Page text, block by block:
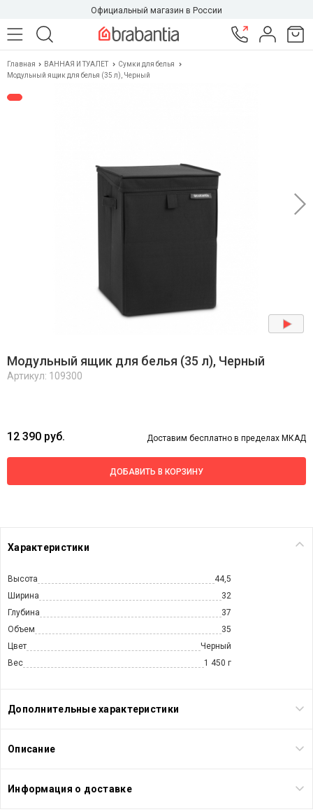
Официальный магазин в России
Главная ВАННАЯ И ТУАЛЕТ
Сумки для белья
Модульный ящик для белья (35 л), Черный
Модульный ящик для белья (35 л), Черный
Артикул: 109300
12 390 руб. Доставим бесплатно в пределах МКАД
ДОБАВИТЬ В КОРЗИНУ
Характеристики
Высота
44,5
Ширина
32
Глубина
37
Объем
35
Цвет
Черный
Вес
1 450 г
Дополнительные характеристики
Описание
Информация о доставке